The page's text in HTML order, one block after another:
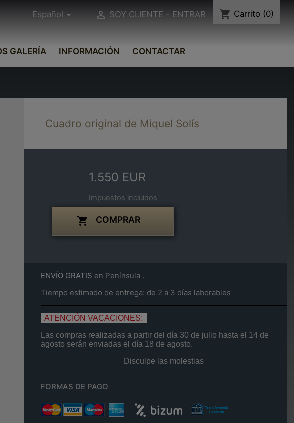
Español  SOY CLIENTE - ENTRAR shopping_cart Carrito (0)
GALERÍA INFORMACIÓN CONTACTAR
Cuadro original de Miquel Solís
1.550 EUR
Impuestos incluidos
 COMPRAR
ENVÍO GRATIS en Península .
Tiempo estimado de entrega: de 2 a 3 días laborables
ATENCIÓN VACACIONES:
Las compras realizadas a partir del día 30 de julio hasta el 14de
agosto serán enviadas el día 18 de agosto.
Disculpe las molestias
FORMAS DE PAGO